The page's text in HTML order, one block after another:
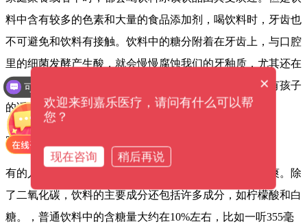
料中含有较多的色素和大量的食品添加剂，喝饮料时，牙齿也
不可避免和饮料有接触。饮料中的糖分附着在牙齿上，与口腔
里的细菌发酵产生酸，就会慢慢腐蚀我们的牙釉质，尤其还在
长牙换牙期间的小朋友，容易形成牙齿龋洞。所以家里有孩子
的话，还是尽量少喝碳酸饮料。
2.容易导致肥胖
有的人喝碳酸饮料，就是因为它的气体，喝起来会非常爽。除
了二氧化碳，饮料的主要成分还包括许多成分，如柠檬酸和白
糖。，普通饮料中的含糖量大约在10%左右，比如一听355毫
×
欢迎来到嘉乐医疗，请问有什么可以帮
您？
现在咨询 稍后再说